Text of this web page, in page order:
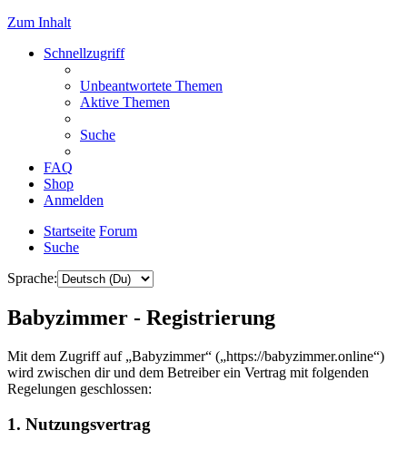
Zum Inhalt
Schnellzugriff
Unbeantwortete Themen
Aktive Themen
Suche
FAQ
Shop
Anmelden
Startseite Forum
Suche
Sprache:
Babyzimmer - Registrierung
Mit dem Zugriff auf „Babyzimmer“ („https://babyzimmer.online“)
wird zwischen dir und dem Betreiber ein Vertrag mit folgenden
Regelungen geschlossen:
1. Nutzungsvertrag